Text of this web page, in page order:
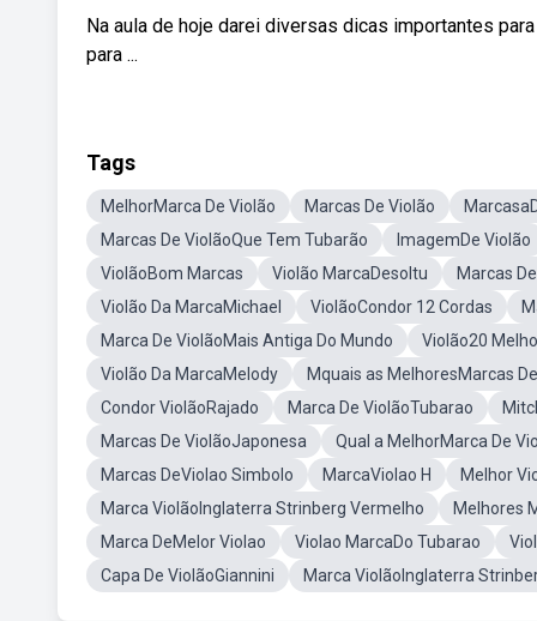
Na aula de hoje darei diversas dicas importantes para
para ...
Tags
MelhorMarca De Violão Marcas De Violão
Marcas De ViolãoQue Tem Tubarão
ImagemDe Violão
ViolãoBom Marcas
Violão MarcaDesoltu
Marcas
Violão Da MarcaMichael
ViolãoCondor 12 Cordas
Marca De ViolãoMais Antiga Do Mundo
Violão20
Violão Da MarcaMelody
Mquais as MelhoresMarcas
Condor ViolãoRajado
Marca De ViolãoTubarao
Marcas De ViolãoJaponesa
Qual a MelhorMarca De
Marcas DeViolao Simbolo
MarcaViolao H
Melhor
Marca ViolãoInglaterra Strinberg Vermelho
Melhores
Marca DeMelor Violao
Violao MarcaDo Tubarao
Capa De ViolãoGiannini
Marca ViolãoInglaterra